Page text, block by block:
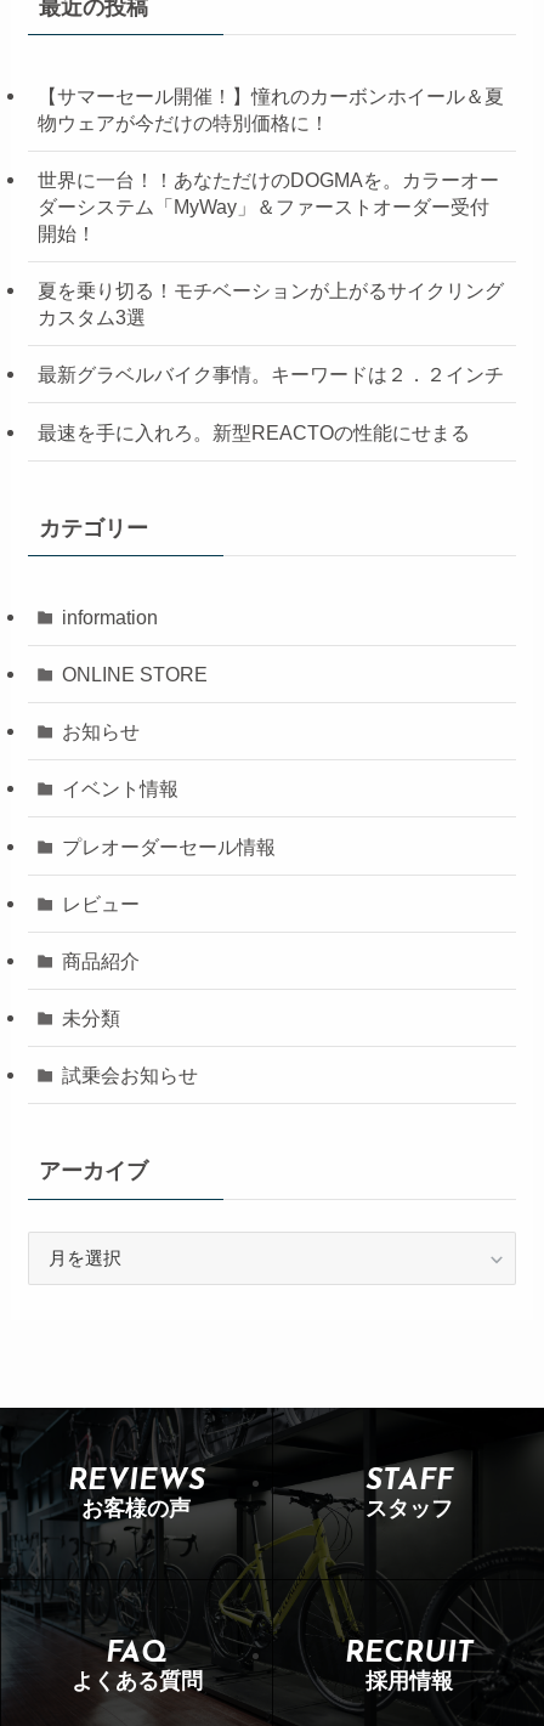
最近の投稿
【サマーセール開催！】憧れのカーボンホイール＆夏
物ウェアが今だけの特別価格に！
世界に一台！！あなただけのDOGMAを。カラーオー
ダーシステム「MyWay」＆ファーストオーダー受付
開始！
夏を乗り切る！モチベーションが上がるサイクリング
カスタム3選
最新グラベルバイク事情。キーワードは２．２インチ
最速を手に入れろ。新型REACTOの性能にせまる
カテゴリー
information
ONLINE STORE
お知らせ
イベント情報
プレオーダーセール情報
レビュー
商品紹介
未分類
試乗会お知らせ
アーカイブ
REVIEWS
お客様の声
STAFF
スタッフ
FAQ
よくある質問
RECRUIT
採用情報